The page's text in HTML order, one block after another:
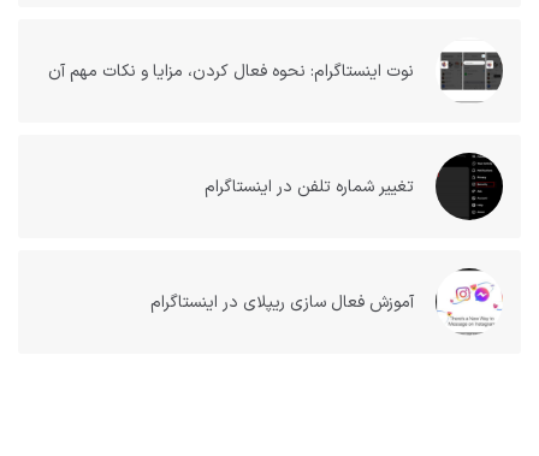
نوت اینستاگرام: نحوه فعال کردن، مزایا و نکات مهم آن
تغییر شماره تلفن در اینستاگرام
آموزش فعال سازی ریپلای در اینستاگرام